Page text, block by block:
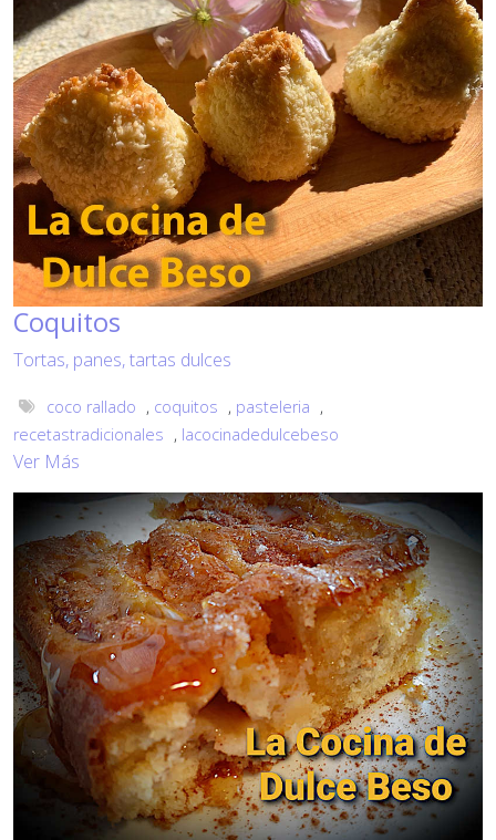
Coquitos
Tortas, panes, tartas dulces
coco rallado , coquitos , pasteleria ,
recetastradicionales , lacocinadedulcebeso
Ver Más